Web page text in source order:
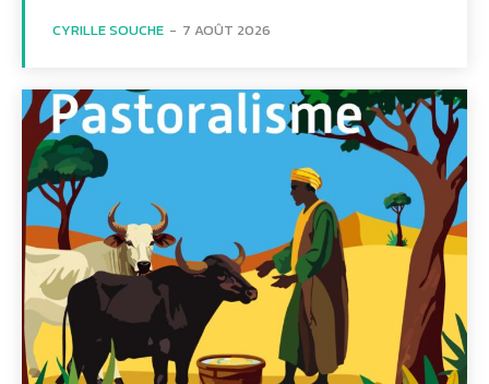
CYRILLE SOUCHE - 7 AOÛT 2026